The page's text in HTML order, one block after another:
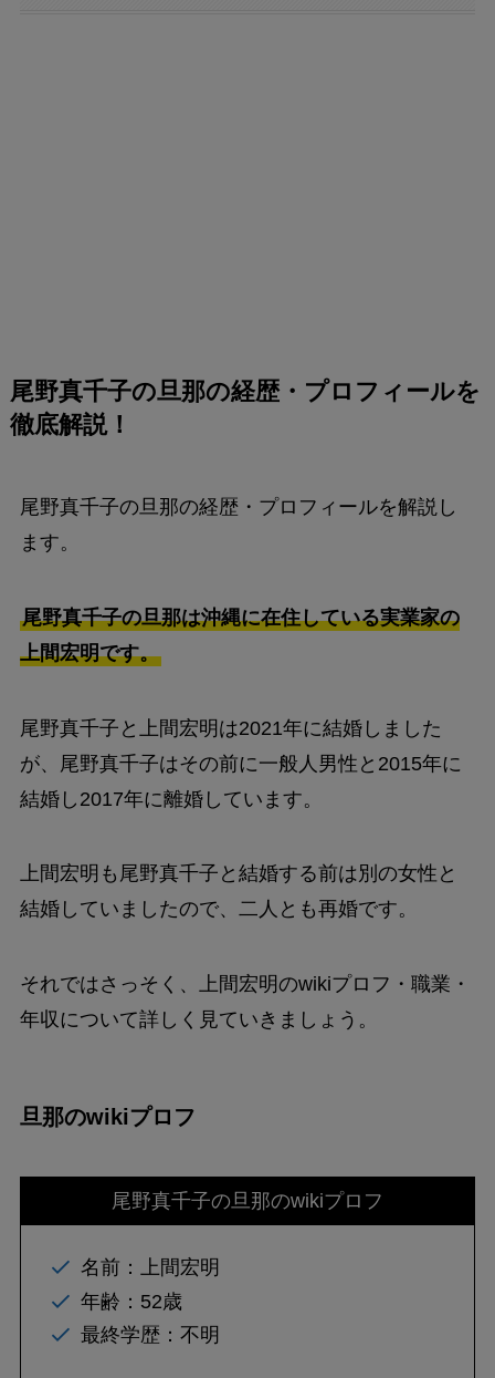
尾野真千子の旦那の経歴・プロフィールを
徹底解説！
尾野真千子の旦那の経歴・プロフィールを解説し
ます。
尾野真千子の旦那は沖縄に在住している実業家の
上間宏明です。
尾野真千子と上間宏明は2021年に結婚しました
が、尾野真千子はその前に一般人男性と2015年に
結婚し2017年に離婚しています。
上間宏明も尾野真千子と結婚する前は別の女性と
結婚していましたので、二人とも再婚です。
それではさっそく、上間宏明のwikiプロフ・職業・
年収について詳しく見ていきましょう。
旦那のwikiプロフ
尾野真千子の旦那のwikiプロフ
名前：上間宏明
年齢：52歳
最終学歴：不明